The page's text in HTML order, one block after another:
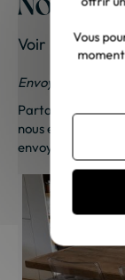
Voir les
Envoyez-nous
Partagez vos
nous envoyer vos
envoyée sous 48h
Vous
moment